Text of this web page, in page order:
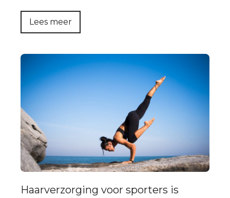
Lees meer
Haarverzorging voor sporters is